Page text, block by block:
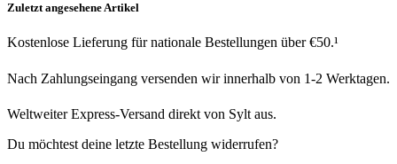
Zuletzt angesehene Artikel
Kostenlose Lieferung für nationale Bestellungen über €50.¹
Nach Zahlungseingang versenden wir innerhalb von 1-2 Werktagen.
Weltweiter Express-Versand direkt von Sylt aus.
Du möchtest deine letzte Bestellung widerrufen?